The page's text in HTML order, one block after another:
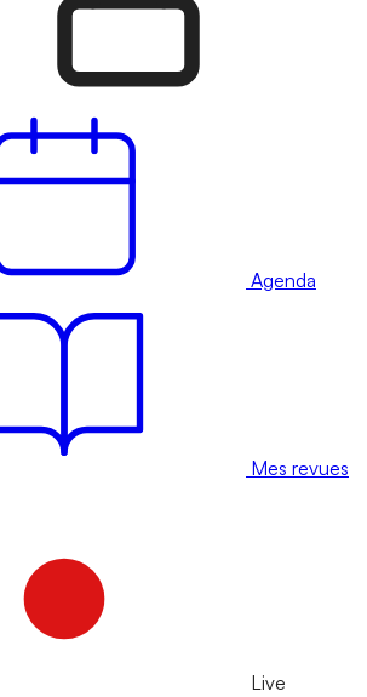
Agenda
Mes revues
Live